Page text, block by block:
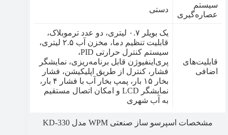
سیستم
عصاره‌گیری
دستی
قابلیت‌های
اضافی
یک بویلر ۰.۷ لیتری، دو عدد ترموبلاک،
قابلیت تنظیم دما، مخزن آب ۲.۵ لیتری،
سیستم کنترل حرارتی PID،
پری‌اینفیوژن قابل برنامه‌ریزی، نمایشگر
فشار، کنترل از طریق اپلیکیشن، فشار
بخار ۱۵ بار، پمپ بخار آب با فشار ۴ بار،
نمایشگر LCD و امکان اتصال مستقیم
به آب شهری
مشخصات اسپرسو ساز صنعتی WPM مدل KD-330